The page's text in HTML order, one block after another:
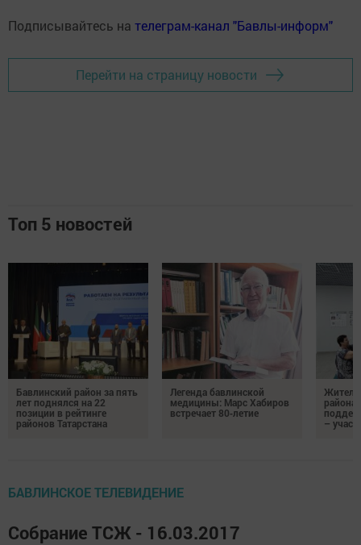
Подписывайтесь на телеграм-канал "Бавлы-информ"
Перейти на страницу новости
Топ 5 новостей
Бавлинский район за пять
лет поднялся на 22
позиции в рейтинге
районов Татарстана
Легенда бавлинской
медицины: Марс Хабиров
встречает 80‑летие
Жители
–
БАВЛИНСКОЕ ТЕЛЕВИДЕНИЕ
Собрание ТСЖ - 16.03.2017